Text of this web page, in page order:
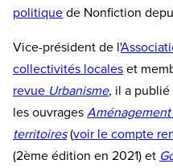
politique de Nonfiction
Vice-président de l'
collectivités locales et
revue Urbanisme, il a publié
les ouvrages
territoires (voir le compte
(2ème édition en 2021) et